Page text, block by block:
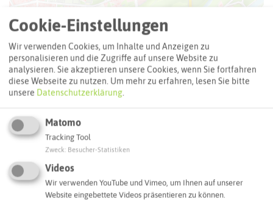
Adresse:
Hotel Grütering
Glück-Auf-Straße 313
Cookie-Einstellungen
Wir verwenden Cookies, um Inhalte und Anzeigen zu
personalisieren und die Zugriffe auf unsere Website zu
analysieren. Sie akzeptieren unsere Cookies, wenn Sie fortfahren
diese Webseite zu nutzen. Um mehr zu erfahren, lesen Sie bitte
unsere Datenschutzerklärung.
Matomo
Tracking Tool
Zweck Besucher-Statistiken
Videos
Wir verwenden YouTube und Vimeo, um Ihnen auf unserer
Website eingebettete Videos präsentieren zu können.